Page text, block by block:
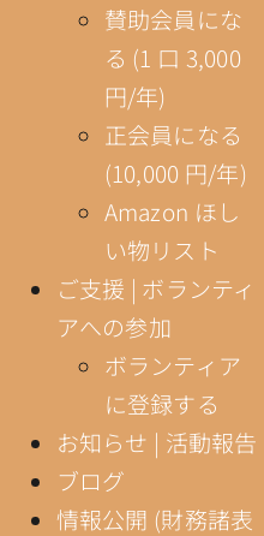
賛助会員にな
る (1 口 3,000
円/年)
正会員になる
(10,000 円/年)
Amazon ほし
い物リスト
ご支援 | ボランティ
アへの参加
ボランティア
に登録する
お知らせ | 活動報告
ブログ
情報公開 (財務諸表